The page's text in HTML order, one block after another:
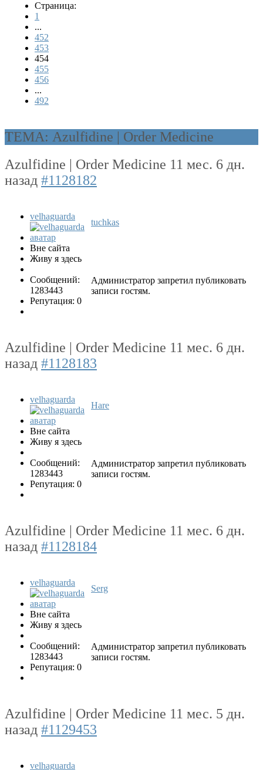
Страница:
1
...
452
453
454
455
456
...
492
ТЕМА: Azulfidine | Order Medicine
Azulfidine | Order Medicine 11 мес. 6 дн.
назад #1128182
velhaguarda
Вне сайта
Живу я здесь
Сообщений:
1283443
Репутация: 0
tuchkas
Администратор запретил публиковать
записи гостям.
Azulfidine | Order Medicine 11 мес. 6 дн.
назад #1128183
velhaguarda
Вне сайта
Живу я здесь
Сообщений:
1283443
Репутация: 0
Hare
Администратор запретил публиковать
записи гостям.
Azulfidine | Order Medicine 11 мес. 6 дн.
назад #1128184
velhaguarda
Вне сайта
Живу я здесь
Сообщений:
1283443
Репутация: 0
Serg
Администратор запретил публиковать
записи гостям.
Azulfidine | Order Medicine 11 мес. 5 дн.
назад #1129453
velhaguarda